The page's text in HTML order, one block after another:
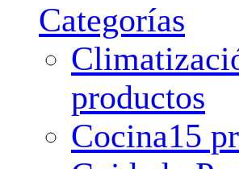
Categorías
productos
Cocina15